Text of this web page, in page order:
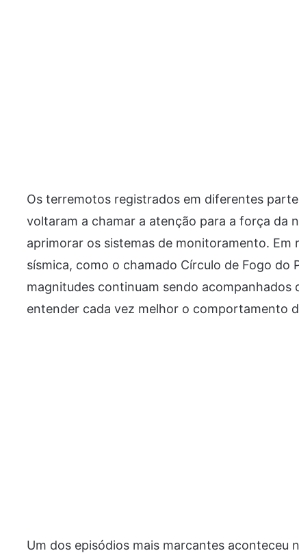
Os terremotos registrados em diferentes
voltaram a chamar a atenção para a força da
aprimorar os sistemas de monitoramento.
sísmica, como o chamado Círculo de Fogo do
magnitudes continuam sendo acompanhados
entender cada vez melhor o comportamento
Um dos episódios mais marcantes aconteceu